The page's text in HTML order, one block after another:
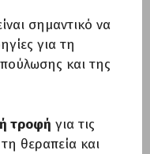
σημαντικό να
για τη
και της
τροφή για τις
θεραπεία και